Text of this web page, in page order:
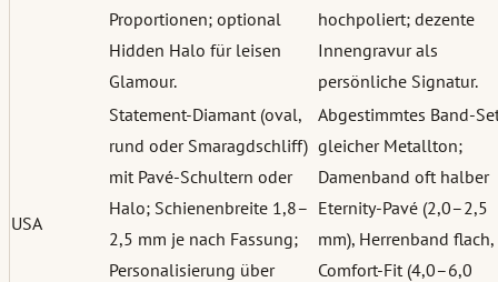
Proportionen; optional
Hidden Halo für leisen
Glamour.
hochpoliert; dezente
Innengravur als
persönliche Signatur.
USA
Statement-Diamant (oval,
rund oder Smaragdschliff)
mit Pavé-Schultern oder
Halo; Schienenbreite 1,8–
2,5 mm je nach Fassung;
Personalisierung über
Abgestimmtes Band-
gleicher Metallton;
Damenband oft halber
Eternity-Pavé (2,0–2,5
mm), Herrenband flach,
Comfort-Fit (4,0–6,0